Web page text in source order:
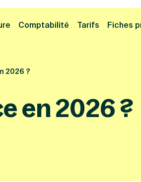
votre démarche Fermer la
Comptabilité Tarifs Fiches
2026 ?
en 2026 ?